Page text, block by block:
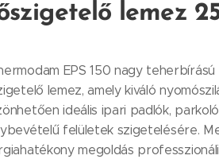
lemez
EPS 150 nagy
lemez, amely kiváló
ideális ipari padlók,
felületek szigetelésére.
megoldás